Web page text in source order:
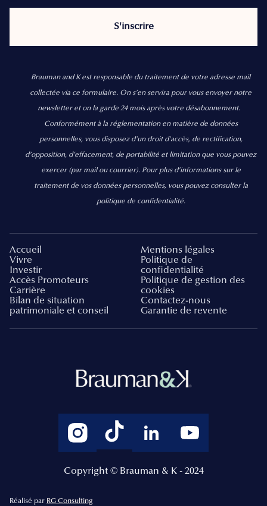
Brauman and K est responsable du traitement de votre adresse mail
collectée via ce formulaire. On s’en servira pour vous envoyer notre
newsletter et on la garde 24 mois après votre désabonnement.
Conformément à la réglementation en matière de données
personnelles, vous disposez d'un droit d'accès, de rectification,
d’opposition, d’effacement, de portabilité et limitation que vous pouvez
exercer (par mail ou courrier). Pour plus d’informations sur le
traitement de vos données personnelles, vous pouvez consulter la
politique de confidentialité.
Accueil
Vivre
Investir
Accès Promoteurs
Carrière
Bilan de situation
patrimoniale et conseil
Mentions légales
Politique de
confidentialité
Politique de gestion des
cookies
Contactez-nous
Garantie de revente
Copyright © Brauman & K - 2024
Réalisé par RG Consulting